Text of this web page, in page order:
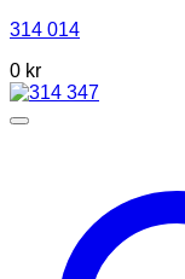
314 014
0 kr